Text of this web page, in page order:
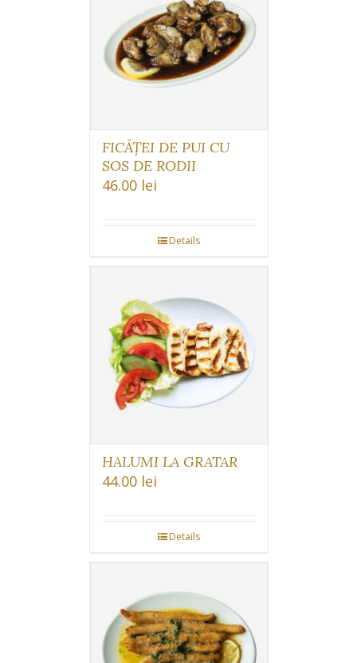
FICĂȚEI DE PUI CU
SOS DE RODII
46.00 lei
Details
HALUMI LA GRATAR
44.00 lei
Details